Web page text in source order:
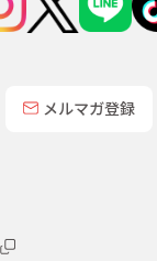
メルマガ登録